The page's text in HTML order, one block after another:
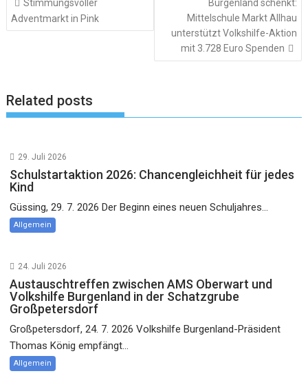
Stimmungsvoller
Adventmarkt in Pink
Burgenland schenkt:
Mittelschule Markt Allhau
unterstützt Volkshilfe-Aktion
mit 3.728 Euro Spenden
Related posts
29. Juli 2026
Schulstartaktion 2026: Chancengleichheit für jedes
Kind
Güssing, 29. 7. 2026 Der Beginn eines neuen Schuljahres...
Allgemein
24. Juli 2026
Austauschtreffen zwischen AMS Oberwart und
Volkshilfe Burgenland in der Schatzgrube
Großpetersdorf
Großpetersdorf, 24. 7. 2026 Volkshilfe Burgenland-Präsident
Thomas König empfängt...
Allgemein